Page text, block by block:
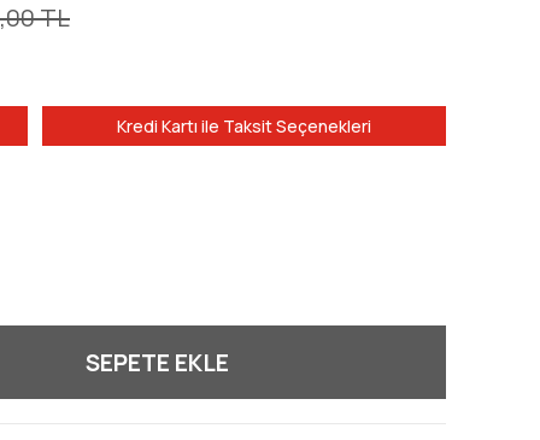
TL
Kredi Kartı ile Taksit Seçenekleri
SEPETE EKLE